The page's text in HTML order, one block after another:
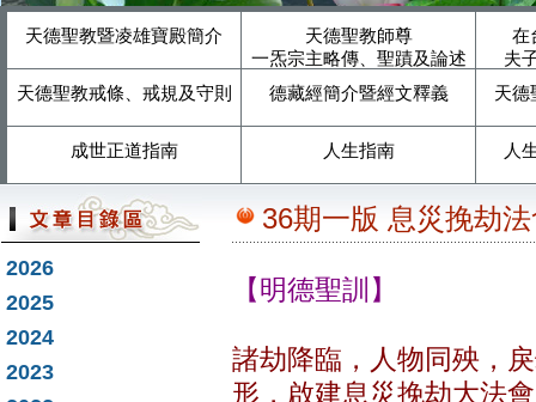
天德聖教暨凌雄寶殿簡介
天德聖教師尊
一炁宗主略傳、聖蹟及論述
在
夫
天德聖教戒條、戒規及守則
德藏經簡介暨經文釋義 天德
成世正道指南 人生指南 人
2026
2025
2024
2023
36期一版 息災挽劫
【明德聖訓】
諸劫降臨，人物同殃，
形，啟建息災挽劫大法